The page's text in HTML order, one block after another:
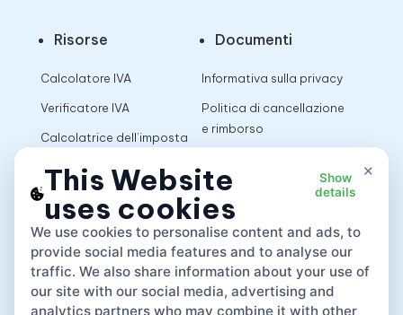
Risorse
Calcolatore IVA
Verificatore IVA
Calcolatrice dell’imposta
Documenti
Informativa sulla privacy
Politica di cancellazione
e rimborso
App
×
This Website
uses cookies
Show
details
We use cookies to personalise content and ads, to
provide social media features and to analyse our
traffic. We also share information about your use of
our site with our social media, advertising and
analytics partners who may combine it with other